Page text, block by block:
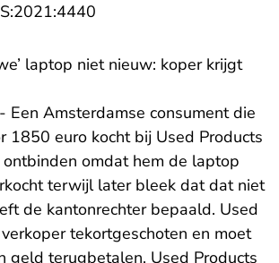
laptop niet nieuw: koper krijgt
Een Amsterdamse consument die
1850 euro kocht bij Used Products
omdat hem de laptop
terwijl later bleek dat dat niet
de kantonrechter bepaald. Used
tekortgeschoten en moet
geld terugbetalen. Used Products